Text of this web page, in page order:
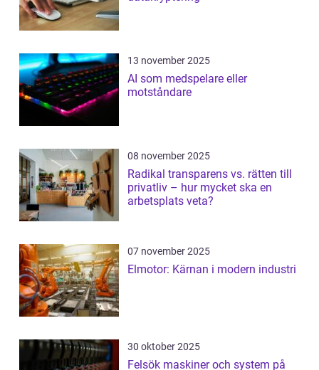
13 november 2025
AI som medspelare eller
motståndare
08 november 2025
Radikal transparens vs. rätten till
privatliv – hur mycket ska en
arbetsplats veta?
07 november 2025
Elmotor: Kärnan i modern industri
30 oktober 2025
Felsök maskiner och system på